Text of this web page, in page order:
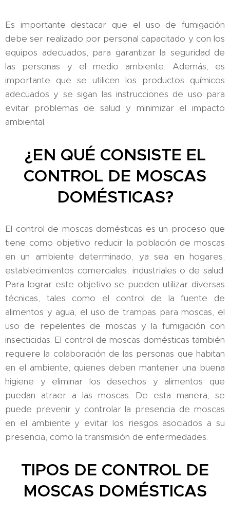
Es importante destacar que el uso de fumigación
debe ser realizado por personal capacitado y con los
equipos adecuados, para garantizar la seguridad de
las personas y el medio ambiente. Además, es
importante que se utilicen los productos químicos
adecuados y se sigan las instrucciones de uso para
evitar problemas de salud y minimizar el impacto
ambiental.
¿EN QUÉ CONSISTE EL
CONTROL DE MOSCAS
DOMÉSTICAS?
El control de moscas domésticas es un proceso que
tiene como objetivo reducir la población de moscas
en un ambiente determinado, ya sea en hogares,
establecimientos comerciales, industriales o de salud.
Para lograr este objetivo se pueden utilizar diversas
técnicas, tales como el control de la fuente de
alimentos y agua, el uso de trampas para moscas, el
uso de repelentes de moscas y la fumigación con
insecticidas. El control de moscas domésticas también
requiere la colaboración de las personas que habitan
en el ambiente, quienes deben mantener una buena
higiene y eliminar los desechos y alimentos que
puedan atraer a las moscas. De esta manera, se
puede prevenir y controlar la presencia de moscas
en el ambiente y evitar los riesgos asociados a su
presencia, como la transmisión de enfermedades.
TIPOS DE CONTROL DE
MOSCAS DOMÉSTICAS